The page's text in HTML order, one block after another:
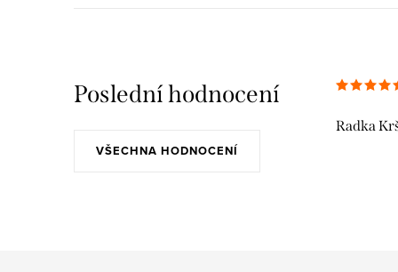
Poslední hodnocení
VŠECHNA HODNOCENÍ
Radka